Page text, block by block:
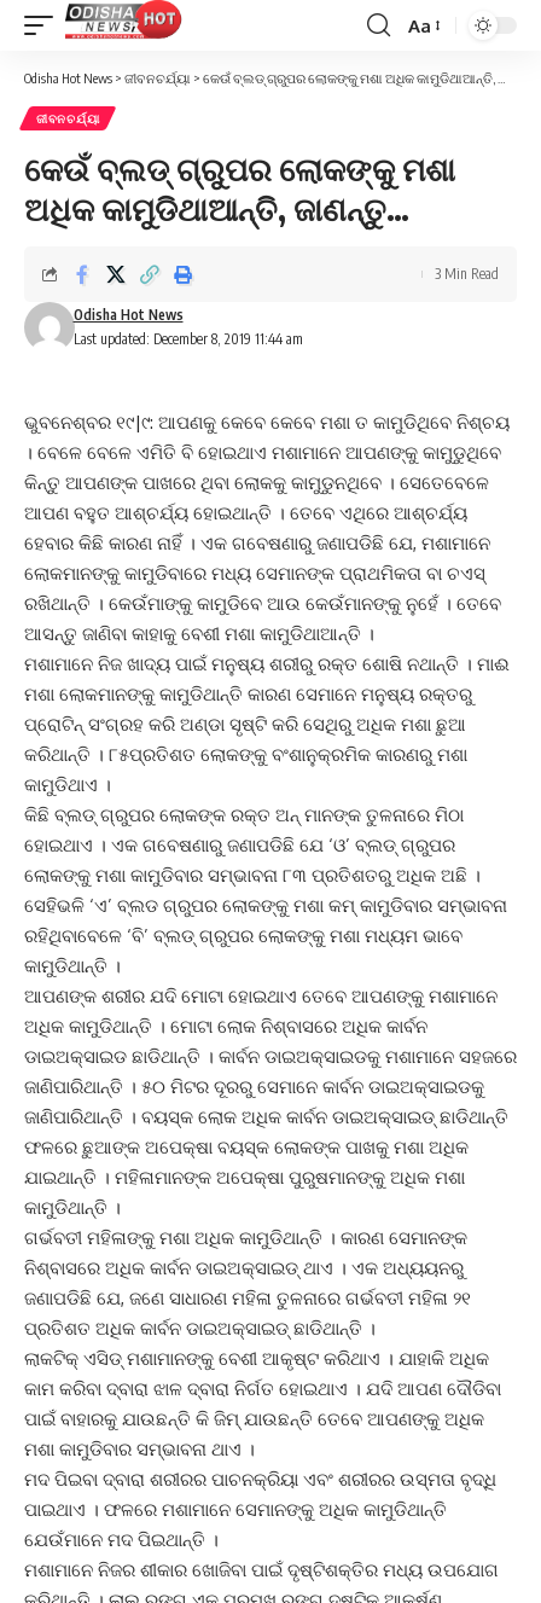
Font
Resizer
Aa
Odisha Hot News > ଜୀବନଚର୍ଯ୍ୟା > କେଉଁ ବ୍ଲଡ୍ ଗ୍ରୁପର ଲୋକଙ୍କୁ ମଶା ଅଧିକ କାମୁଡିଥାଆନ୍ତି, ଜାଣନ୍ତୁ…
ଜୀବନଚର୍ଯ୍ୟା
କେଉଁ ବ୍ଲଡ୍ ଗ୍ରୁପର ଲୋକଙ୍କୁ ମଶା
ଅଧିକ କାମୁଡିଥାଆନ୍ତି, ଜାଣନ୍ତୁ…
Last updated: December 8, 2019 11:44 am
Odisha Hot News
3 Min Read
ଭୁବନେଶ୍ବର ୧୯|୯: ଆପଣକୁ କେବେ କେବେ ମଶା ତ କାମୁଡିଥିବେ ନିଶ୍ଚୟ
। ବେଳେ ବେଳେ ଏମିତି ବି ହୋଇଥାଏ ମଶାମାନେ ଆପଣଙ୍କୁ କାମୁଡୁଥିବେ
କିନ୍ତୁ ଆପଣଙ୍କ ପାଖରେ ଥିବା ଲୋକକୁ କାମୁଡୁନଥିବେ । ସେତେବେଳେ
ଆପଣ ବହୁତ ଆଶ୍ଚର୍ଯ୍ୟ ହୋଇଥାନ୍ତି । ତେବେ ଏଥିରେ ଆଶ୍ଚର୍ଯ୍ୟ
ହେବାର କିଛି କାରଣ ନାହିଁ । ଏକ ଗବେଷଣାରୁ ଜଣାପଡିଛି ଯେ, ମଶାମାନେ
ଲୋକମାନଙ୍କୁ କାମୁଡିବାରେ ମଧ୍ୟ ସେମାନଙ୍କ ପ୍ରାଥମିକତା ବା ଚଏସ୍
ରଖିଥାନ୍ତି । କେଉଁମାଙ୍କୁ କାମୁଡିବେ ଆଉ କେଉଁମାନଙ୍କୁ ନୁହେଁ । ତେବେ
ଆସନ୍ତୁ ଜାଣିବା କାହାକୁ ବେଶୀ ମଶା କାମୁଡିଥାଆନ୍ତି ।
ମଶାମାନେ ନିଜ ଖାଦ୍ୟ ପାଇଁ ମନୁଷ୍ୟ ଶରୀରୁ ରକ୍ତ ଶୋଷି ନଥାନ୍ତି । ମାଈ
ମଶା ଲୋକମାନଙ୍କୁ କାମୁଡିଥାନ୍ତି କାରଣ ସେମାନେ ମନୁଷ୍ୟ ରକ୍ତରୁ
ପ୍ରୋଟିନ୍ ସଂଗ୍ରହ କରି ଅଣ୍ଡା ସୃଷ୍ଟି କରି ସେଥିରୁ ଅଧିକ ମଶା ଛୁଆ
କରିଥାନ୍ତି । ୮୫ପ୍ରତିଶତ ଲୋକଙ୍କୁ ବଂଶାନୁକ୍ରମିକ କାରଣରୁ ମଶା
କାମୁଡିଥାଏ ।
କିଛି ବ୍ଲଡ୍ ଗ୍ରୁପର ଲୋକଙ୍କ ରକ୍ତ ଅନ୍ ମାନଙ୍କ ତୁଳନାରେ ମିଠା
ହୋଇଥାଏ । ଏକ ଗବେଷଣାରୁ ଜଣାପଡିଛି ଯେ ‘ଓ’ ବ୍ଲଡ୍ ଗ୍ରୁପର
ଲୋକଙ୍କୁ ମଶା କାମୁଡିବାର ସମ୍ଭାବନା ୮୩ ପ୍ରତିଶତରୁ ଅଧିକ ଅଛି ।
ସେହିଭଳି ‘ଏ’ ବ୍ଲଡ ଗ୍ରୁପର ଲୋକଙ୍କୁ ମଶା କମ୍ କାମୁଡିବାର ସମ୍ଭାବନା
ରହିଥିବାବେଳେ ‘ବି’ ବ୍ଲଡ୍ ଗ୍ରୁପର ଲୋକଙ୍କୁ ମଶା ମଧ୍ୟମ ଭାବେ
କାମୁଡିଥାନ୍ତି ।
ଆପଣଙ୍କ ଶରୀର ଯଦି ମୋଟା ହୋଇଥାଏ ତେବେ ଆପଣଙ୍କୁ ମଶାମାନେ
ଅଧିକ କାମୁଡିଥାନ୍ତି । ମୋଟା ଲୋକ ନିଶ୍ବାସରେ ଅଧିକ କାର୍ବନ
ଡାଇଅକ୍ସାଇଡ ଛାଡିଥାନ୍ତି । କାର୍ବନ ଡାଇଅକ୍ସାଇଡକୁ ମଶାମାନେ ସହଜରେ
ଜାଣିପାରିଥାନ୍ତି । ୫୦ ମିଟର ଦୂରରୁ ସେମାନେ କାର୍ବନ ଡାଇଅକ୍ସାଇଡକୁ
ଜାଣିପାରିଥାନ୍ତି । ବୟସ୍କ ଲୋକ ଅଧିକ କାର୍ବନ ଡାଇଅକ୍ସାଇଡ୍ ଛାଡିଥାନ୍ତି
ଫଳରେ ଛୁଆଙ୍କ ଅପେକ୍ଷା ବୟସ୍କ ଲୋକଙ୍କ ପାଖକୁ ମଶା ଅଧିକ
ଯାଇଥାନ୍ତି । ମହିଳାମାନଙ୍କ ଅପେକ୍ଷା ପୁରୁଷମାନଙ୍କୁ ଅଧିକ ମଶା
କାମୁଡିଥାନ୍ତି ।
ଗର୍ଭବତୀ ମହିଳାଙ୍କୁ ମଶା ଅଧିକ କାମୁଡିଥାନ୍ତି । କାରଣ ସେମାନଙ୍କ
ନିଶ୍ବାସରେ ଅଧିକ କାର୍ବନ ଡାଇଅକ୍ସାଇଡ୍ ଥାଏ । ଏକ ଅଧ୍ୟୟନରୁ
ଜଣାପଡିଛି ଯେ, ଜଣେ ସାଧାରଣ ମହିଳା ତୁଳନାରେ ଗର୍ଭବତୀ ମହିଳା ୨୧
ପ୍ରତିଶତ ଅଧିକ କାର୍ବନ ଡାଇଅକ୍ସାଇଡ୍ ଛାଡିଥାନ୍ତି ।
ଲାକଟିକ୍ ଏସିଡ୍ ମଶାମାନଙ୍କୁ ବେଶୀ ଆକୃଷ୍ଟ କରିଥାଏ । ଯାହାକି ଅଧିକ
କାମ କରିବା ଦ୍ବାରା ଝାଳ ଦ୍ବାରା ନିର୍ଗତ ହୋଇଥାଏ । ଯଦି ଆପଣ ଦୌଡିବା
ପାଇଁ ବାହାରକୁ ଯାଉଛନ୍ତି କି ଜିମ୍ ଯାଉଛନ୍ତି ତେବେ ଆପଣଙ୍କୁ ଅଧିକ
ମଶା କାମୁଡିବାର ସମ୍ଭାବନା ଥାଏ ।
ମଦ ପିଇବା ଦ୍ବାରା ଶରୀରର ପାଚନକ୍ରିୟା ଏବଂ ଶରୀରର ଉସ୍ମତା ବୃଦ୍ଧି
ପାଇଥାଏ । ଫଳରେ ମଶାମାନେ ସେମାନଙ୍କୁ ଅଧିକ କାମୁଡିଥାନ୍ତି
ଯେଉଁମାନେ ମଦ ପିଇଥାନ୍ତି ।
ମଶାମାନେ ନିଜର ଶୀକାର ଖୋଜିବା ପାଇଁ ଦୃଷ୍ଟିଶକ୍ତିର ମଧ୍ୟ ଉପଯୋଗ